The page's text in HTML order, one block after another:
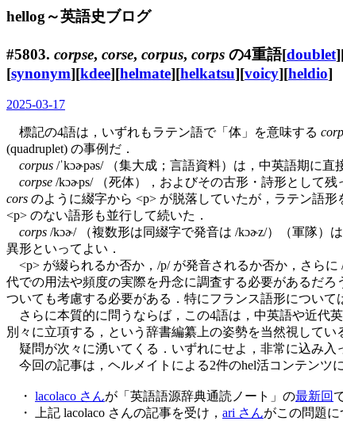
hellog～英語史ブログ
#5803. corpse, corse, corpus, corps の4重語[doublet
[synonym][kdee][helmate][helkatsu][voicy][heldio]
2025-03-17
標記の4語は，いずれもラテン語で「体」を意味する
(quadruplet) の事例だ．
corpus /ˈkɔɚpəs/ （集大成；言語資料）は，中英語期に
corpse /kɔɚps/ （死体），およびその古形・詩形として残
cors のように綴字から <p> が脱落していたが，ラテン語
<p> のない語形も並行して続いた．
corps /kɔɚ/ （複数形は同綴字で発音は /kɔɚz/）（軍隊）
異形といってよい．
<p> が綴られるか否か，/p/ が発音されるか否か，さら
代での用法や頻度の実際を丹念に調査する必要があるだ
ついても考慮する必要がある．特にフランス語形につい
さらに本質的に問うならば，この4語は，中英語や近代
別々に立項する，という辞書編纂上の姿勢を当然視して
疑問が次々に湧いてくる．いずれにせよ，非常に込み入
今回の記事は，ヘルメイトによる2件のhel活コンテンツ
・ lacolaco さんが「英語語源辞典通読ノート」の最新回
・ 上記 lacolaco さんの記事を受け， ari さんがこの問題に